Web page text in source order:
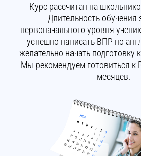
Курс рассчитан на
Длительность обучения
первоначального уровня
успешно написать ВПР по
желательно начать подготовку
Мы рекомендуем готовиться к
месяцев.